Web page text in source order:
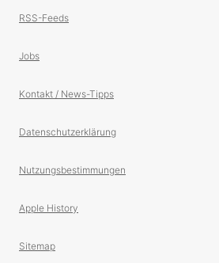
RSS-Feeds
Jobs
Kontakt / News-Tipps
Datenschutzerklärung
Nutzungsbestimmungen
Apple History
Sitemap